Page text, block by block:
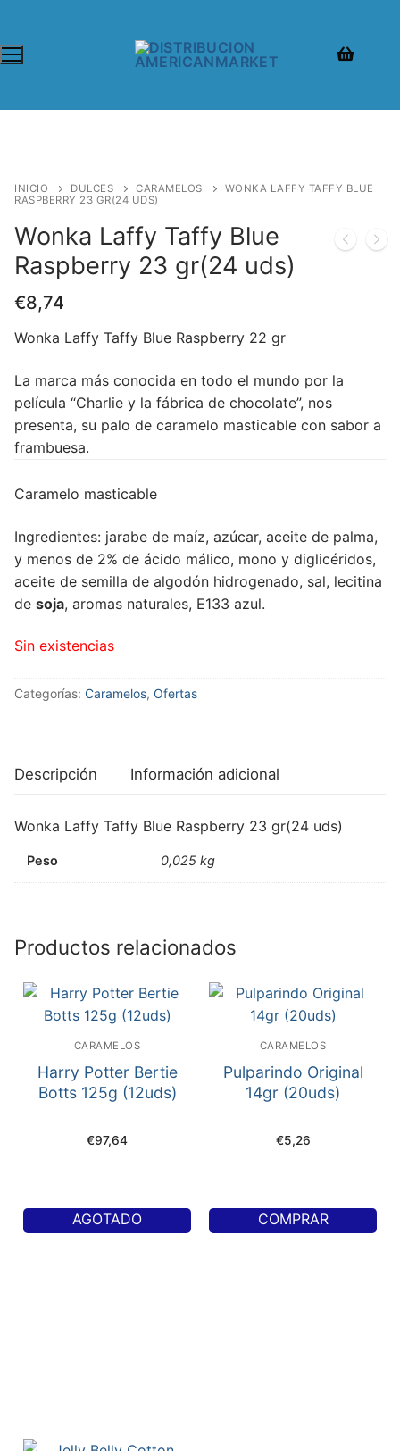
INICIO DULCES CARAMELOS
WONKA LAFFY TAFFY BLUE
RASPBERRY 23 GR(24 UDS)
Wonka Laffy Taffy Blue
Raspberry 23 gr(24 uds)
€8,74
Wonka Laffy Taffy Blue Raspberry 22 gr
La marca más conocida en todo el mundo por la
película “Charlie y la fábrica de chocolate”, nos
presenta, su palo de caramelo masticable con sabor a
frambuesa.
Caramelo masticable
Ingredientes: jarabe de maíz, azúcar, aceite de palma,
y menos de 2% de ácido málico, mono y diglicéridos,
aceite de semilla de algodón hidrogenado, sal, lecitina
de soja, aromas naturales, E133 azul.
Sin existencias
Categorías: Caramelos, Ofertas
Descripción Información adicional
Wonka Laffy Taffy Blue Raspberry 23 gr(24 uds)
Peso 0,025 kg
Productos relacionados
CARAMELOS
Harry Potter Bertie
Botts 125g (12uds)
€97,64
AGOTADO
CARAMELOS
Pulparindo Original
14gr (20uds)
€5,26
COMPRAR